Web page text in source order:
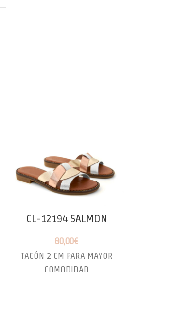
CL-12194 SALMON
80,00€
TACÓN 2 CM PARA MAYOR
COMODIDAD